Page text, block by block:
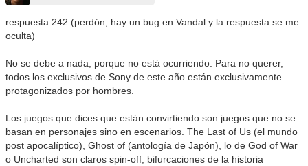
respuesta:242 (perdón, hay un bug en Vandal y la respuesta se me
oculta)
No se debe a nada, porque no está ocurriendo. Para no querer,
todos los exclusivos de Sony de este año están exclusivamente
protagonizados por hombres.
Los juegos que dices que están convirtiendo son juegos que no se
basan en personajes sino en escenarios. The Last of Us (el mundo
post apocalíptico), Ghost of (antología de Japón), lo de God of War
o Uncharted son claros spin-off, bifurcaciones de la historia